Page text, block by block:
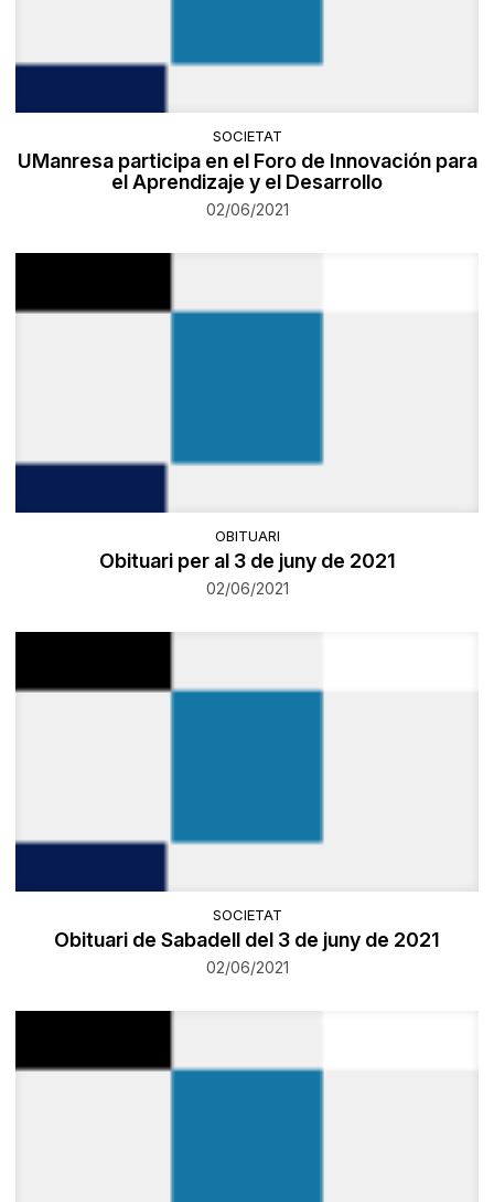
SOCIETAT
UManresa participa en el Foro de Innovación para
el Aprendizaje y el Desarrollo
02/06/2021
OBITUARI
Obituari per al 3 de juny de 2021
02/06/2021
SOCIETAT
Obituari de Sabadell del 3 de juny de 2021
02/06/2021